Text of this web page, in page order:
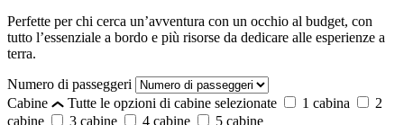
Perfette per chi cerca un’avventura con un occhio al budget, con
tutto l’essenziale a bordo e più risorse da dedicare alle esperienze a
terra.
Numero di passeggeri
Cabine
Tutte le opzioni di cabine selezionate 1 cabina
2
cabine
3 cabine 4 cabine 5 cabine